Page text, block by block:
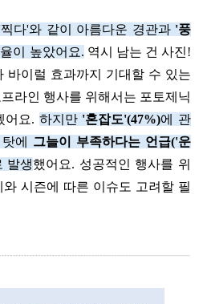
찍다'와 같이 아름다운 경관과 '풍
이 높았어요. 역시 남는 건 사진!
바이럴 효과까지 기대할 수 있는
라인 행사를 위해서는 포토제닉
어요. 하지만 '혼잡도'(47%)에 관
에 그늘이 부족하다는 언급('운
발생했어요. 성공적인 행사를 위
시즌에 따른 이슈도 고려할 필